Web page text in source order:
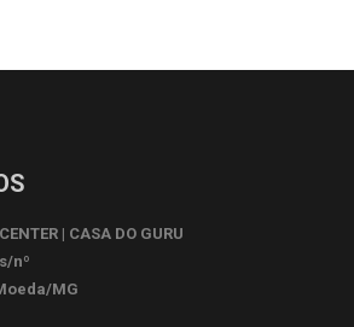
| CASA DO GURU
nº
MG